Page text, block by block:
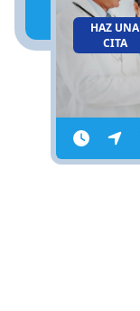
HAZ UNA
CITA